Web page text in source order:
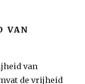
VAN
van
de vrijheid